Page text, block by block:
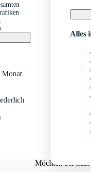
Alles
Möchten Sie kein